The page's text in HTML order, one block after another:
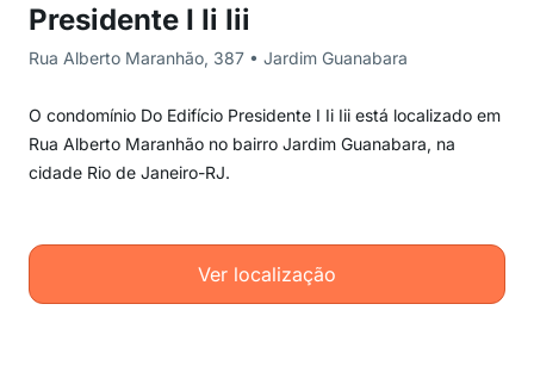
Presidente I Ii Iii
Rua Alberto Maranhão, 387 • Jardim Guanabara
O condomínio Do Edifício Presidente I Ii Iii está localizado em
Rua Alberto Maranhão no bairro Jardim Guanabara, na
cidade Rio de Janeiro-RJ.
Ver localização